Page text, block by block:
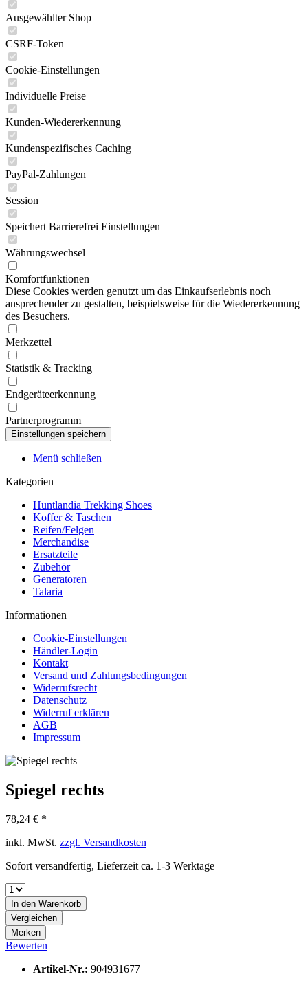
Ausgewählter Shop
CSRF-Token
Cookie-Einstellungen
Individuelle Preise
Kunden-Wiedererkennung
Kundenspezifisches Caching
PayPal-Zahlungen
Session
Speichert Barrierefrei Einstellungen
Währungswechsel
Komfortfunktionen
Diese Cookies werden genutzt um das Einkaufserlebnis noch
ansprechender zu gestalten, beispielsweise für die Wiedererkennung
des Besuchers.
Merkzettel
Statistik & Tracking
Endgeräteerkennung
Partnerprogramm
Menü schließen
Kategorien
Huntlandia Trekking Shoes
Koffer & Taschen
Reifen/Felgen
Merchandise
Ersatzteile
Zubehör
Generatoren
Talaria
Informationen
Cookie-Einstellungen
Händler-Login
Kontakt
Versand und Zahlungsbedingungen
Widerrufsrecht
Datenschutz
Widerruf erklären
AGB
Impressum
Spiegel rechts
78,24 € *
inkl. MwSt. zzgl. Versandkosten
Sofort versandfertig, Lieferzeit ca. 1-3 Werktage
In den Warenkorb
Vergleichen
Merken
Bewerten
Artikel-Nr.: 904931677